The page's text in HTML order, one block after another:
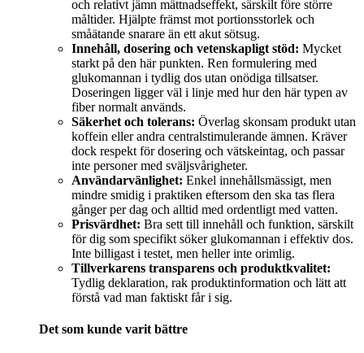
och relativt jämn mättnadseffekt, särskilt före större
måltider. Hjälpte främst mot portionsstorlek och
småätande snarare än ett akut sötsug.
Innehåll, dosering och vetenskapligt stöd: Mycket
starkt på den här punkten. Ren formulering med
glukomannan i tydlig dos utan onödiga tillsatser.
Doseringen ligger väl i linje med hur den här typen av
fiber normalt används.
Säkerhet och tolerans: Överlag skonsam produkt utan
koffein eller andra centralstimulerande ämnen. Kräver
dock respekt för dosering och vätskeintag, och passar
inte personer med sväljsvårigheter.
Användarvänlighet: Enkel innehållsmässigt, men
mindre smidig i praktiken eftersom den ska tas flera
gånger per dag och alltid med ordentligt med vatten.
Prisvärdhet: Bra sett till innehåll och funktion, särskilt
för dig som specifikt söker glukomannan i effektiv dos.
Inte billigast i testet, men heller inte orimlig.
Tillverkarens transparens och produktkvalitet:
Tydlig deklaration, rak produktinformation och lätt att
förstå vad man faktiskt får i sig.
Det som kunde varit bättre